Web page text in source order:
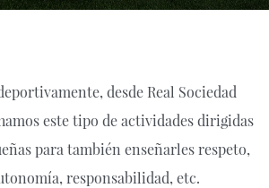
desde Real Sociedad
este tipo de actividades dirigidas
para también enseñarles respeto,
responsabilidad, etc.